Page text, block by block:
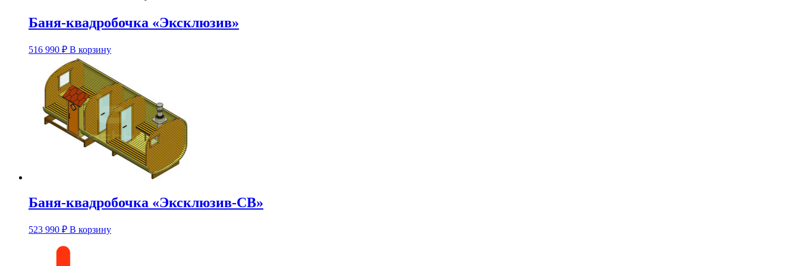
Баня-квадробочка «Эксклюзив»
516 990 ₽ В корзинуЭтот
несколько
вариаций.
Опции
можно
выбрать
на
странице
товара.
Баня-квадробочка «Эксклюзив-СВ»
523 990 ₽ В корзинуЭтот